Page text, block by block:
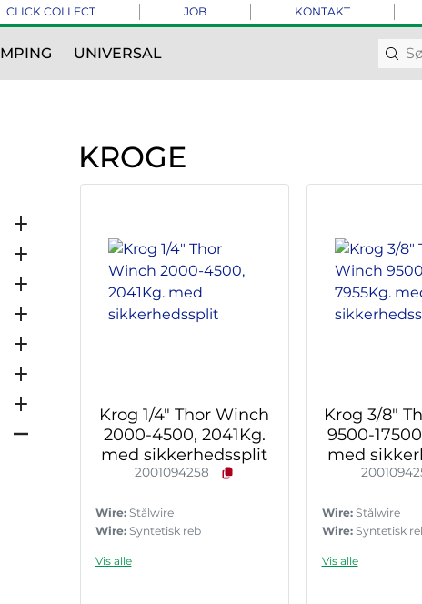
CLICK COLLECT JOB KONTAKT
UNIVERSAL
KROGE
Krog 1/4" Thor Winch
2000-4500, 2041Kg.
med sikkerhedssplit
2001094258
Wire: Stålwire
Wire: Syntetisk reb
Vis alle
Krog 3/8"
9500-
med
Wire: Stålwire
Wire: Syntetisk
Vis alle